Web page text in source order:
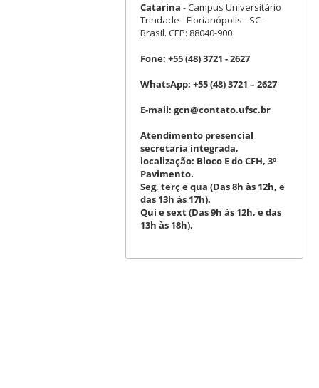
Catarina - Campus Universitário
Trindade - Florianópolis - SC -
Brasil. CEP: 88040-900
Fone: +55 (48) 3721 - 2627
WhatsApp: +55 (48) 3721 – 2627
E-mail: gcn@contato.ufsc.br
Atendimento presencial
secretaria integrada,
localização: Bloco E do CFH, 3º
Pavimento.
Seg, terç e qua (Das 8h às 12h, e
das 13h às 17h).
Qui e sext (Das 9h às 12h, e das
13h às 18h).